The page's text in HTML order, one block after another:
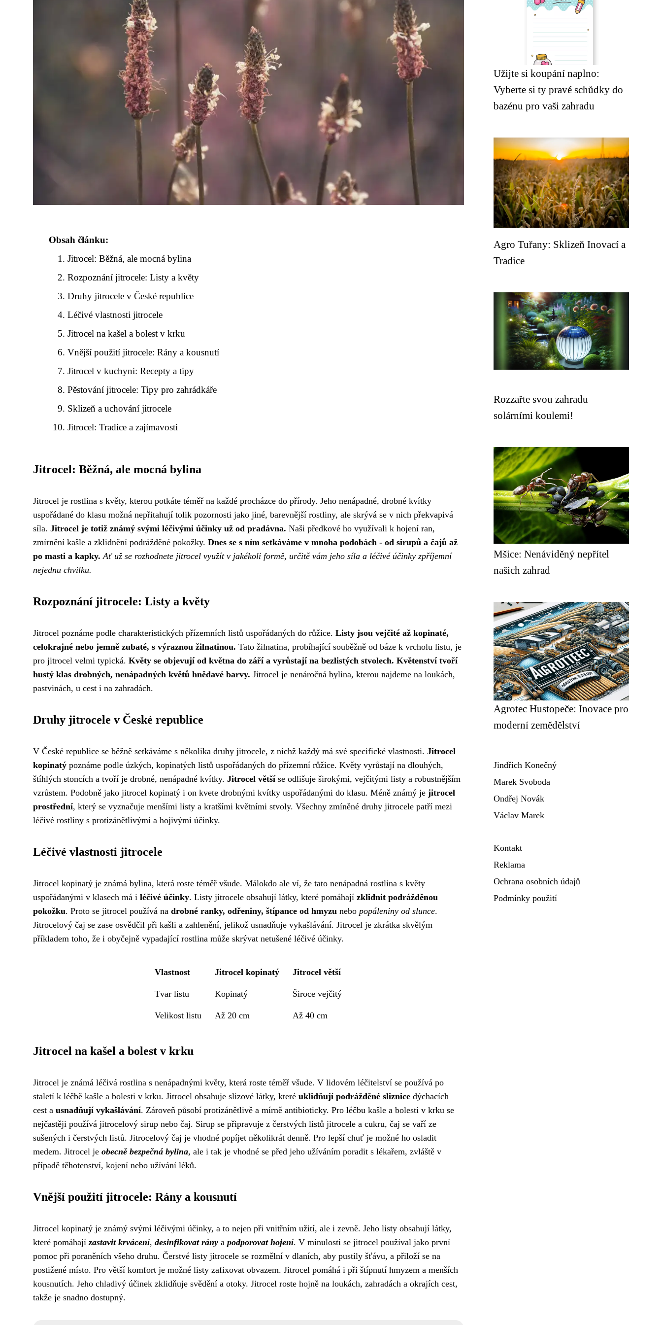
Obsah článku:
Jitrocel: Běžná, ale mocná bylina
Rozpoznání jitrocele: Listy a květy
Druhy jitrocele v České republice
Léčivé vlastnosti jitrocele
Jitrocel na kašel a bolest v krku
Vnější použití jitrocele: Rány a kousnutí
Jitrocel v kuchyni: Recepty a tipy
Pěstování jitrocele: Tipy pro zahrádkáře
Sklizeň a uchování jitrocele
Jitrocel: Tradice a zajímavosti
Jitrocel: Běžná, ale mocná bylina
Jitrocel je rostlina s květy, kterou potkáte téměř na každé procházce do přírody. Jeho nenápadné, drobné kvítky
uspořádané do klasu možná nepřitahují tolik pozornosti jako jiné, barevnější rostliny, ale skrývá se v nich překvapivá
síla. Jitrocel je totiž známý svými léčivými účinky už od pradávna. Naši předkové ho využívali k hojení ran,
zmírnění kašle a zklidnění podrážděné pokožky. Dnes se s ním setkáváme v mnoha podobách - od sirupů a čajů až
po masti a kapky. Ať už se rozhodnete jitrocel využít v jakékoli formě, určitě vám jeho síla a léčivé účinky zpříjemní
nejednu chvilku.
Rozpoznání jitrocele: Listy a květy
Jitrocel poznáme podle charakteristických přízemních listů uspořádaných do růžice. Listy jsou vejčité až kopinaté,
celokrajné nebo jemně zubaté, s výraznou žilnatinou. Tato žilnatina, probíhající souběžně od báze k vrcholu listu, je
pro jitrocel velmi typická. Květy se objevují od května do září a vyrůstají na bezlistých stvolech. Květenství tvoří
hustý klas drobných, nenápadných květů hnědavé barvy. Jitrocel je nenáročná bylina, kterou najdeme na loukách,
pastvinách, u cest i na zahradách.
Druhy jitrocele v České republice
V České republice se běžně setkáváme s několika druhy jitrocele, z nichž každý má své specifické vlastnosti. Jitrocel
kopinatý poznáme podle úzkých, kopinatých listů uspořádaných do přízemní růžice. Květy vyrůstají na dlouhých,
štíhlých stoncích a tvoří je drobné, nenápadné kvítky. Jitrocel většíse odlišuje širokými, vejčitými listy a robustnějším
vzrůstem. Podobně jako jitrocel kopinatý i on kvete drobnými kvítky uspořádanými do klasu. Méně známý je jitrocel
prostřední, který se vyznačuje menšími listy a kratšími květními stvoly. Všechny zmíněné druhy jitrocele patří mezi
léčivé rostliny s protizánětlivými a hojivými účinky.
Léčivé vlastnosti jitrocele
Jitrocel kopinatý je známá bylina, která roste téměř všude. Málokdo ale ví, že tato nenápadná rostlina s květy
uspořádanými v klasech má i léčivé účinky. Listy jitrocele obsahují látky, které pomáhají zklidnit podrážděnou
pokožku. Proto se jitrocel používá na drobné ranky, odřeniny, štípance od hmyzu nebo popáleniny od slunce.
Jitrocelový čaj se zase osvědčil při kašli a zahlenění, jelikož usnadňuje vykašlávání. Jitrocel je zkrátka skvělým
příkladem toho, že i obyčejně vypadající rostlina může skrývat netušené léčivé účinky.
Vlastnost Jitrocel kopinatý Jitrocel větší
Tvar listu Kopinatý Široce vejčitý
Velikost listu Až 20 cm Až 40 cm
Jitrocel na kašel a bolest v krku
Jitrocel je známá léčivá rostlina s nenápadnými květy, která roste téměř všude. V lidovém léčitelství se používá po
staletí k léčbě kašle a bolesti v krku. Jitrocel obsahuje slizové látky, které uklidňují podrážděné sliznice dýchacích
cest a usnadňují vykašlávání. Zároveň působí protizánětlivě a mírně antibioticky. Pro léčbu kašle a bolesti v krku se
nejčastěji používá jitrocelový sirup nebo čaj. Sirup se připravuje z čerstvých listů jitrocele a cukru, čaj se vaří ze
sušených i čerstvých listů. Jitrocelový čaj je vhodné popíjet několikrát denně. Pro lepší chuť je možné ho osladit
medem. Jitrocel je obecně bezpečná bylina, ale i tak je vhodné se před jeho užíváním poradit s lékařem, zvláště v
případě těhotenství, kojení nebo užívání léků.
Vnější použití jitrocele: Rány a kousnutí
Jitrocel kopinatý je známý svými léčivými účinky, a to nejen při vnitřním užití, ale i zevně. Jeho listy obsahují látky,
které pomáhají zastavit krvácení, desinfikovat rány a podporovat hojení. V minulosti se jitrocel používal jako první
pomoc při poraněních všeho druhu. Čerstvé listy jitrocele se rozmělní v dlaních, aby pustily šťávu, a přiloží se na
postižené místo. Pro větší komfort je možné listy zafixovat obvazem. Jitrocel pomáhá i při štípnutí hmyzem a menších
kousnutích. Jeho chladivý účinek zklidňuje svědění a otoky. Jitrocel roste hojně na loukách, zahradách a okrajích cest,
takže je snadno dostupný.
Užijte si koupání naplno:
Vyberte si ty pravé schůdky do
bazénu pro vaši zahradu
Agro Tuřany: Sklizeň Inovací a
Tradice
Rozzařte svou zahradu
solárními koulemi!
Mšice: Nenáviděný nepřítel
našich zahrad
Agrotec Hustopeče: Inovace pro
moderní zemědělství
Jindřich Konečný
Marek Svoboda
Ondřej Novák
Václav Marek
Kontakt
Reklama
Ochrana osobních údajů
Podmínky použití